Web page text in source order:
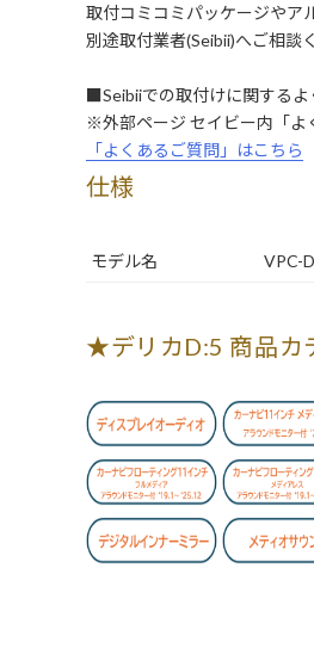
取付コミコミパッケージやア
別途取付業者(Seibii)へご相談
■Seibiiでの取付けに関するよ
※外部ページ セイビー内「よ
「よくあるご質問」はこちら
仕様
モデル名 VPC-
★デリカD:5 商品カ